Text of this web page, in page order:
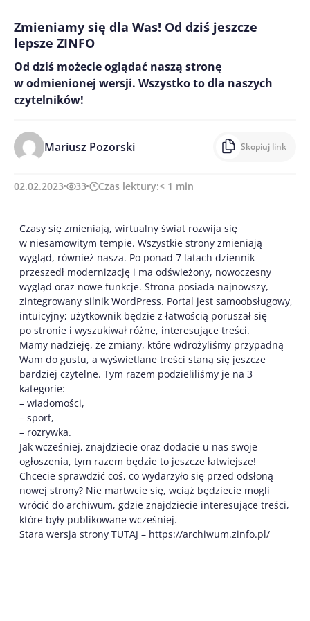
Zmieniamy się dla Was! Od dziś jeszcze
lepsze ZINFO
Od dziś możecie oglądać naszą stronę
w odmienionej wersji. Wszystko to dla naszych
czytelników!
Mariusz Pozorski Skopiuj link
02.02.2023 33 Czas lektury:< 1 min
Czasy się zmieniają, wirtualny świat rozwija się
w niesamowitym tempie. Wszystkie strony zmieniają
wygląd, również nasza. Po ponad 7 latach dziennik
przeszedł modernizację i ma odświeżony, nowoczesny
wygląd oraz nowe funkcje. Strona posiada najnowszy,
zintegrowany silnik WordPress. Portal jest samoobsługowy,
intuicyjny; użytkownik będzie z łatwością poruszał się
po stronie i wyszukiwał różne, interesujące treści.
Mamy nadzieję, że zmiany, które wdrożyliśmy przypadną
Wam do gustu, a wyświetlane treści staną się jeszcze
bardziej czytelne. Tym razem podzieliliśmy je na 3
kategorie:
– wiadomości,
– sport,
– rozrywka.
Jak wcześniej, znajdziecie oraz dodacie u nas swoje
ogłoszenia, tym razem będzie to jeszcze łatwiejsze!
Chcecie sprawdzić coś, co wydarzyło się przed odsłoną
nowej strony? Nie martwcie się, wciąż będziecie mogli
wrócić do archiwum, gdzie znajdziecie interesujące treści,
które były publikowane wcześniej.
Stara wersja strony TUTAJ – https://archiwum.zinfo.pl/